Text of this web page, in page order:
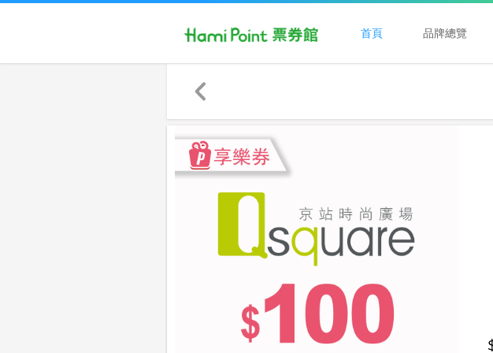
首頁 品牌總覽